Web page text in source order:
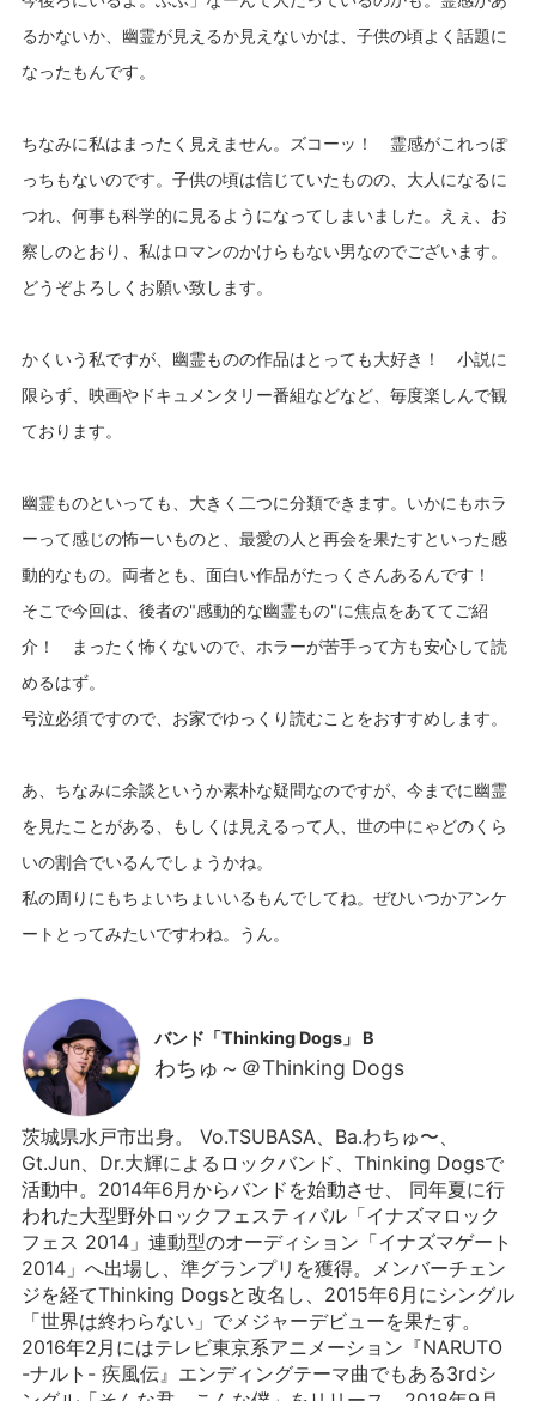
るかないか、幽霊が見えるか見えないかは、子供の頃よく話題に
なったもんです。
ちなみに私はまったく見えません。ズコーッ！ 霊感がこれっぽ
っちもないのです。子供の頃は信じていたものの、大人になるに
つれ、何事も科学的に見るようになってしまいました。えぇ、お
察しのとおり、私はロマンのかけらもない男なのでございます。
どうぞよろしくお願い致します。
かくいう私ですが、幽霊ものの作品はとっても大好き！ 小説に
限らず、映画やドキュメンタリー番組などなど、毎度楽しんで観
ております。
幽霊ものといっても、大きく二つに分類できます。いかにもホラ
ーって感じの怖ーいものと、最愛の人と再会を果たすといった感
動的なもの。両者とも、面白い作品がたっくさんあるんです！
そこで今回は、後者の"感動的な幽霊もの"に焦点をあててご紹
介！ まったく怖くないので、ホラーが苦手って方も安心して読
めるはず。
号泣必須ですので、お家でゆっくり読むことをおすすめします。
あ、ちなみに余談というか素朴な疑問なのですが、今までに幽霊
を見たことがある、もしくは見えるって人、世の中にゃどのくら
いの割合でいるんでしょうかね。
私の周りにもちょいちょいいるもんでしてね。ぜひいつかアンケ
バンド「Thinking Dogs」 B
わちゅ～＠Thinking Dogs
茨城県水戸市出身。 Vo.TSUBASA、Ba.わちゅ〜、
Gt.Jun、Dr.大輝によるロックバンド、Thinking Dogsで
活動中。2014年6月からバンドを始動させ、 同年夏に行
われた大型野外ロックフェスティバル「イナズマロック
フェス 2014」連動型のオーディション「イナズマゲート
2014」へ出場し、準グランプリを獲得。メンバーチェン
ジを経てThinking Dogsと改名し、2015年6月にシングル
「世界は終わらない」でメジャーデビューを果たす。
2016年2月にはテレビ東京系アニメーション『NARUTO
-ナルト- 疾風伝』エンディングテーマ曲でもある3rdシ